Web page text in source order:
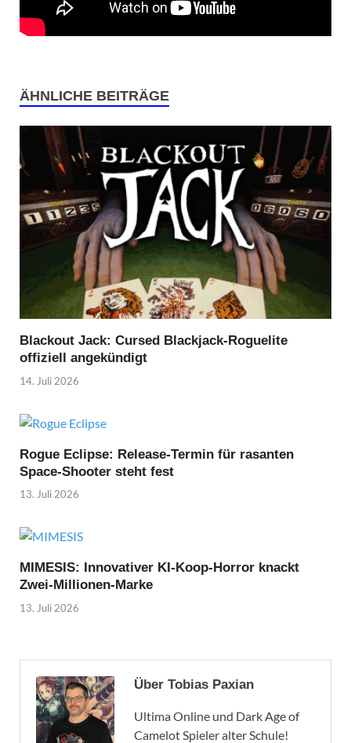
ÄHNLICHE BEITRÄGE
Blackout Jack: Cursed Blackjack-Roguelite
offiziell angekündigt
14. Juli 2026
Rogue Eclipse: Release-Termin für rasanten
Space-Shooter steht fest
13. Juli 2026
MIMESIS: Innovativer KI-Koop-Horror knackt
Zwei-Millionen-Marke
13. Juli 2026
Über Tobias Paxian
Ultima Online und Dark Age of
Camelot Spieler alter Schule!